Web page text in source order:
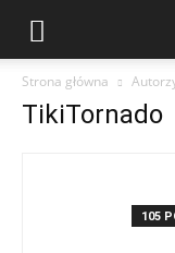
Strona główna
TikiTornado
105